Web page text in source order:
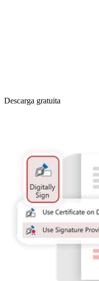
Descarga gratuita